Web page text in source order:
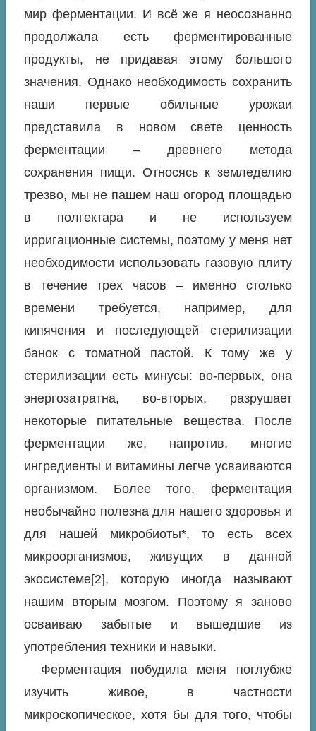
мир ферментации. И всё же я неосознанно
продолжала есть ферментированные
продукты, не придавая этому большого
значения. Однако необходимость сохранить
наши первые обильные урожаи
представила в новом свете ценность
ферментации – древнего метода
сохранения пищи. Относясь к земледелию
трезво, мы не пашем наш огород площадью
в полгектара и не используем
ирригационные системы, поэтому у меня нет
необходимости использовать газовую плиту
в течение трех часов – именно столько
времени требуется, например, для
кипячения и последующей стерилизации
банок с томатной пастой. К тому же у
стерилизации есть минусы: во-первых, она
энергозатратна, во-вторых, разрушает
некоторые питательные вещества. После
ферментации же, напротив, многие
ингредиенты и витамины легче усваиваются
организмом. Более того, ферментация
необычайно полезна для нашего здоровья и
для нашей микробиоты*, то есть всех
микроорганизмов, живущих в данной
экосистеме[2], которую иногда называют
нашим вторым мозгом. Поэтому я заново
осваиваю забытые и вышедшие из
употребления техники и навыки.
Ферментация побудила меня поглубже
изучить живое, в частности
микроскопическое, хотя бы для того, чтобы